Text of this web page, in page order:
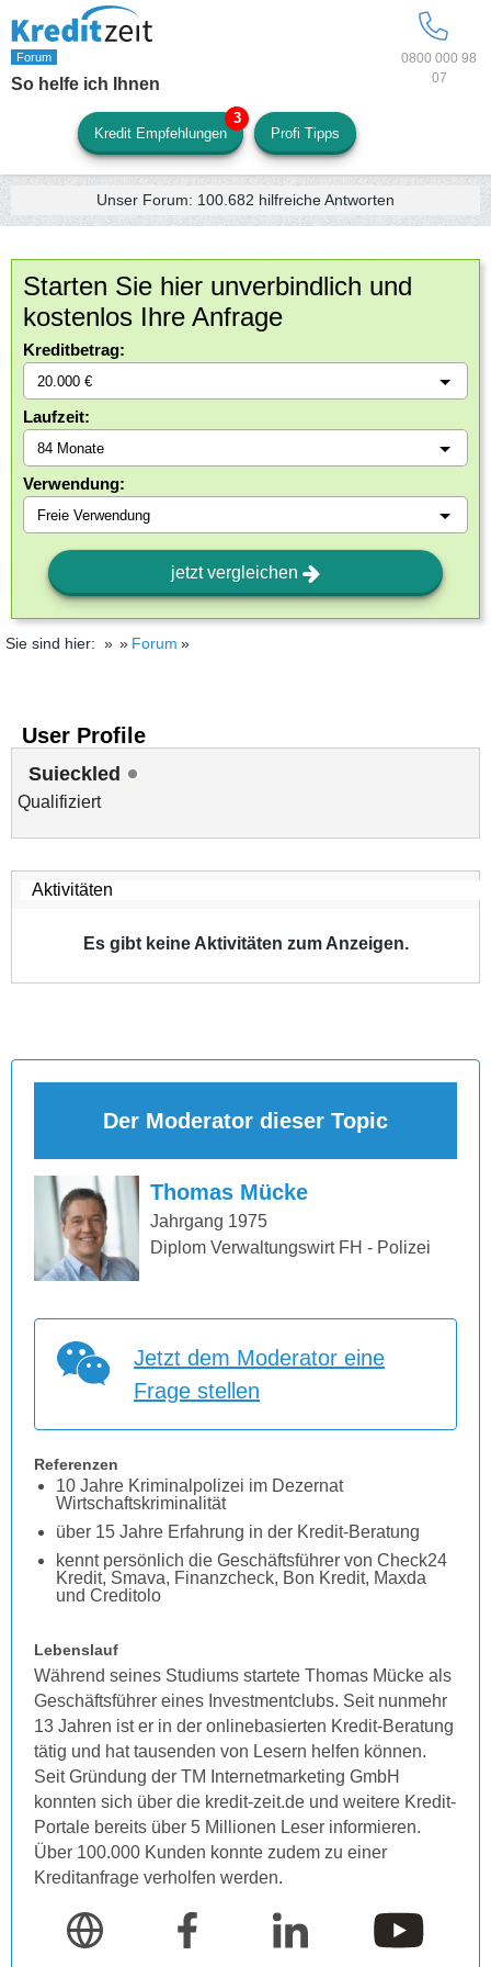
0800 000 98
07
So helfe ich Ihnen
Kredit Empfehlungen Profi Tipps
Unser Forum: 100.682 hilfreiche Antworten
Starten Sie hier unverbindlich und
kostenlos Ihre Anfrage
Kreditbetrag:
Laufzeit:
Verwendung:
jetzt vergleichen
Sie sind hier: Forum
User Profile
Suieckled
Qualifiziert
Es gibt keine Aktivitäten zum Anzeigen.
Der Moderator dieser Topic
Thomas Mücke
Jahrgang 1975
Diplom Verwaltungswirt FH - Polizei
Jetzt dem Moderator eine
Frage stellen
Referenzen
10 Jahre Kriminalpolizei im Dezernat
Wirtschaftskriminalität
über 15 Jahre Erfahrung in der Kredit-Beratung
kennt persönlich die Geschäftsführer von Check24
Kredit, Smava, Finanzcheck, Bon Kredit, Maxda
und Creditolo
Lebenslauf
Während seines Studiums startete Thomas Mücke als
Geschäftsführer eines Investmentclubs. Seit nunmehr
13 Jahren ist er in der onlinebasierten Kredit-Beratung
tätig und hat tausenden von Lesern helfen können.
Seit Gründung der TM Internetmarketing GmbH
konnten sich über die kredit-zeit.de und weitere Kredit-
Portale bereits über 5 Millionen Leser informieren.
Über 100.000 Kunden konnte zudem zu einer
Kreditanfrage verholfen werden.